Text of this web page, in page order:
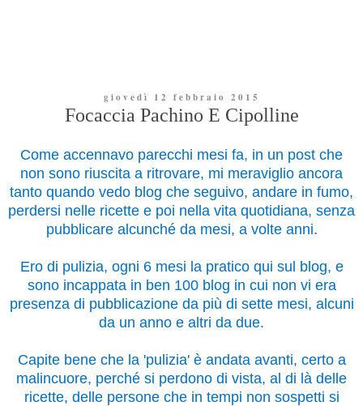
giovedì 12 febbraio 2015
Focaccia Pachino E Cipolline
Come accennavo parecchi mesi fa, in un post che
non sono riuscita a ritrovare, mi meraviglio ancora
tanto quando vedo blog che seguivo, andare in fumo,
perdersi nelle ricette e poi nella vita quotidiana, senza
pubblicare alcunché da mesi, a volte anni.
Ero di pulizia, ogni 6 mesi la pratico qui sul blog, e
sono incappata in ben 100 blog in cui non vi era
presenza di pubblicazione da più di sette mesi, alcuni
da un anno e altri da due.
Capite bene che la 'pulizia' è andata avanti, certo a
malincuore, perché si perdono di vista, al di là delle
ricette, delle persone che in tempi non sospetti si